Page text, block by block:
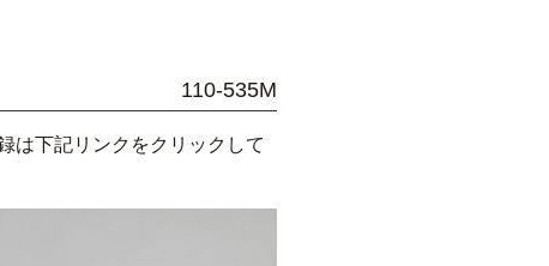
110-535M
は下記リンクをクリックして